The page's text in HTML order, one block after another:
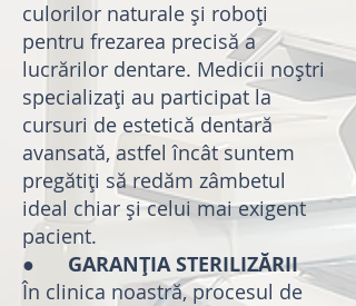
culorilor naturale și roboți
pentru frezarea precisă a
lucrărilor dentare. Medicii noștri
specializați au participat la
cursuri de estetică dentară
avansată, astfel încât suntem
pregătiți să redăm zâmbetul
ideal chiar și celui mai exigent
pacient.
● GARANȚIA STERILIZĂRII
În clinica noastră, procesul de